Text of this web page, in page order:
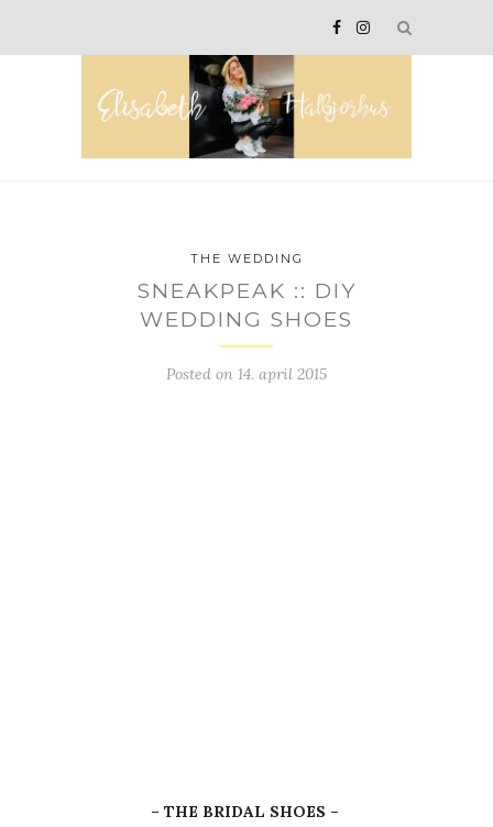
THE WEDDING
SNEAKPEAK :: DIY
WEDDING SHOES
Posted on 14. april 2015
– THE BRIDAL SHOES –